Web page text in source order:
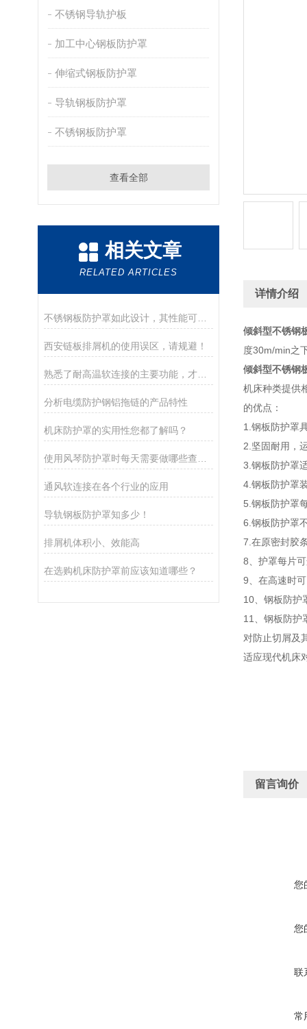
不锈钢导轨护板
加工中心钢板防护罩
伸缩式钢板防护罩
导轨钢板防护罩
不锈钢板防护罩
查看全部
相关文章
RELATED ARTICLES
不锈钢板防护罩如此设计，其性能可想而知有多优异
西安链板排屑机的使用误区，请规避！
分析电缆防护钢铝拖链的产品特性
机床防护罩的实用性您都了解吗？
通风软连接在各个行业的应用
导轨钢板防护罩知多少！
排屑机体积小、效能高
在选购机床防护罩前应该知道哪些？
详情介绍
倾斜型不锈钢
度30m/min之
倾斜型不锈钢
机床种类提供
的优点：
1.钢板防护罩
2.坚固耐用，
3.钢板防护罩
4.钢板防护罩
5.钢板防护罩
6.钢板防护罩
7.在原密封胶
8、护罩每片
9、在高速时
10、钢板防护
11、钢板防护
对防止切屑及
适应现代机床
留言询价
您
您
联
常